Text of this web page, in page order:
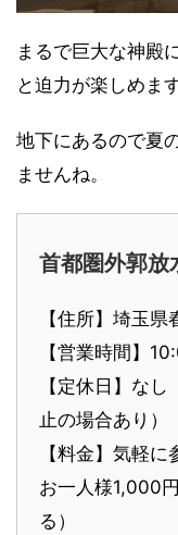
まるで巨大な神殿
と迫力が楽しめます
地下にあるので夏
ませんね。
首都圏外郭放
【住所】埼玉
【営業時間】
【定休日】な
止の場合あり）
【料金】気軽
お一人様1,000
る）